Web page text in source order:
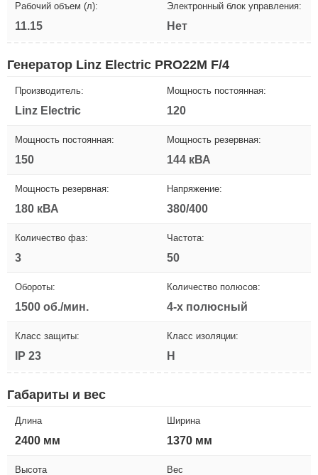
Рабочий объем (л):
11.15
Электронный блок управления:
Нет
Генератор Linz Electric PRO22M F/4
Производитель:
Linz Electric
Мощность постоянная:
120
Мощность постоянная:
150
Мощность резервная:
144 кВА
Мощность резервная:
180 кВА
Напряжение:
380/400
Количество фаз:
3
Частота:
50
Обороты:
1500 об./мин.
Количество полюсов:
4-х полюсный
Класс защиты:
IP 23
Класс изоляции:
H
Габариты и вес
Длина
2400 мм
Ширина
1370 мм
Высота Вес